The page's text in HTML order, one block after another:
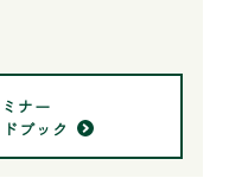
ナー
ブック